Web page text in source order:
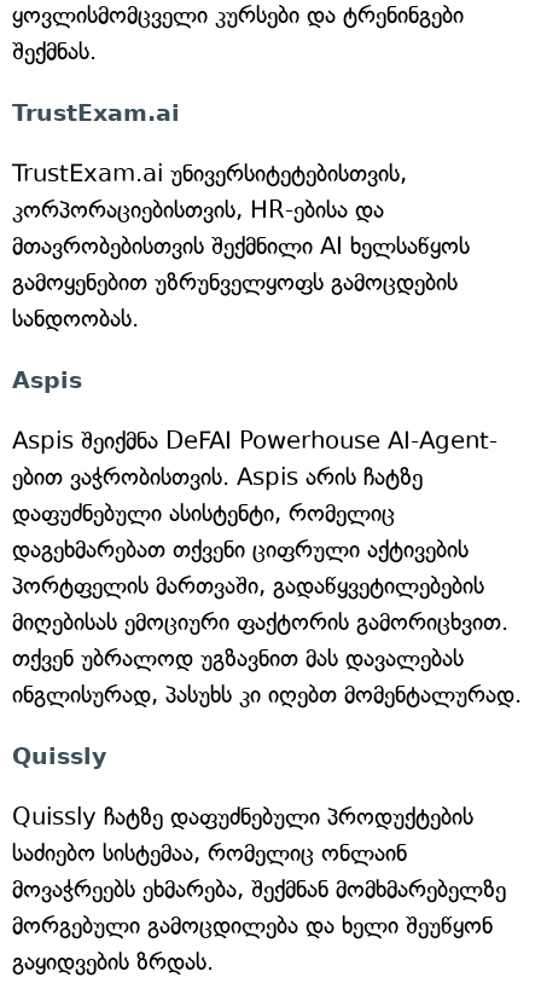
ყოვლისმომცველი კურსები და ტრენინგები
შექმნას.
TrustExam.ai
TrustExam.ai უნივერსიტეტებისთვის,
კორპორაციებისთვის, HR-ებისა და
მთავრობებისთვის შექმნილი AI ხელსაწყოს
გამოყენებით უზრუნველყოფს გამოცდების
სანდოობას.
Aspis
Aspis შეიქმნა DeFAI Powerhouse AI-Agent-
ებით ვაჭრობისთვის. Aspis არის ჩატზე
დაფუძნებული ასისტენტი, რომელიც
დაგეხმარებათ თქვენი ციფრული აქტივების
პორტფელის მართვაში, გადაწყვეტილებების
მიღებისას ემოციური ფაქტორის გამორიცხვით.
თქვენ უბრალოდ უგზავნით მას დავალებას
ინგლისურად, პასუხს კი იღებთ მომენტალურად.
Quissly
Quissly ჩატზე დაფუძნებული პროდუქტების
საძიებო სისტემაა, რომელიც ონლაინ
მოვაჭრეებს ეხმარება, შექმნან მომხმარებელზე
მორგებული გამოცდილება და ხელი შეუწყონ
გაყიდვების ზრდას.